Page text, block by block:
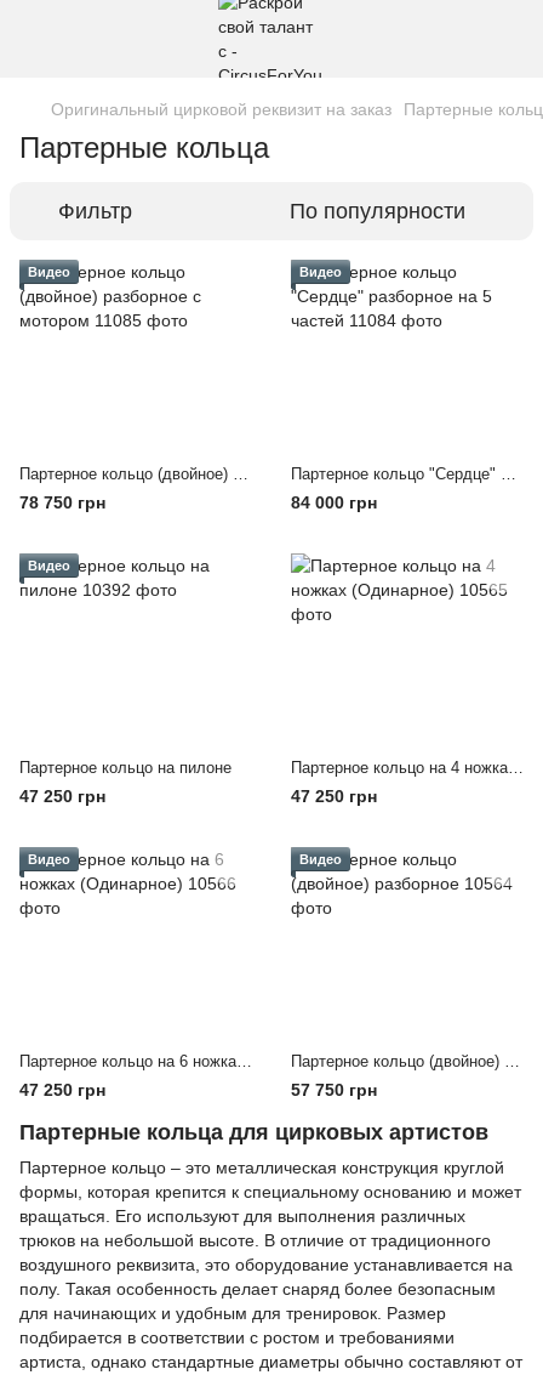
Оригинальный цирковой реквизит на заказ Партерные
Партерные кольца
Фильтр По популярности
Видео
Партерное кольцо (двойное) разборное с мотором
78 750 грн
Видео
Партерное кольцо "Сердце" разборное на 5 частей
84 000 грн
Видео
Партерное кольцо на пилоне
47 250 грн
Партерное кольцо на 4 ножках (Одинарное)
47 250 грн
Видео
Партерное кольцо на 6 ножках (Одинарное)
47 250 грн
Видео
Партерное кольцо (двойное) разборное
57 750 грн
Партерные кольца для цирковых артистов
Партерное кольцо – это металлическая конструкция круглой
формы, которая крепится к специальному основанию и может
вращаться. Его используют для выполнения различных
трюков на небольшой высоте. В отличие от традиционного
воздушного реквизита, это оборудование устанавливается на
полу. Такая особенность делает снаряд более безопасным
для начинающих и удобным для тренировок. Размер
подбирается в соответствии с ростом и требованиями
артиста, однако стандартные диаметры обычно составляют от